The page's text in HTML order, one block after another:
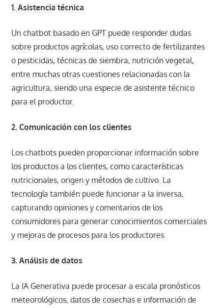
1. Asistencia técnica
Un chatbot basado en GPT puede responder dudas
sobre productos agrícolas, uso correcto de fertilizantes
o pesticidas, técnicas de siembra, nutrición vegetal,
entre muchas otras cuestiones relacionadas con la
agricultura, siendo una especie de asistente técnico
para el productor.
2. Comunicación con los clientes
Los chatbots pueden proporcionar información sobre
los productos a los clientes, como características
nutricionales, origen y métodos de cultivo. La
tecnología también puede funcionar a la inversa,
capturando opiniones y comentarios de los
consumidores para generar conocimientos comerciales
y mejoras de procesos para los productores.
3. Análisis de datos
La IA Generativa puede procesar a escala pronósticos
meteorológicos, datos de cosechas e información de